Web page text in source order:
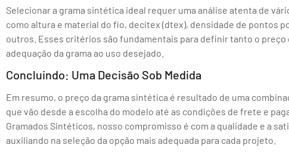
Selecionar a grama sintética ideal requer uma análise atenta de
como altura e material do fio, decitex (dtex), densidade de pontos
outros. Esses critérios são fundamentais para definir tanto o preço
adequação da grama ao uso desejado.
Concluindo: Uma Decisão Sob Medida
Em resumo, o preço da grama sintética é resultado de uma
que vão desde a escolha do modelo até as condições de frete e
Gramados Sintéticos, nosso compromisso é com a qualidade e a
auxiliando na seleção da opção mais adequada para cada projeto.